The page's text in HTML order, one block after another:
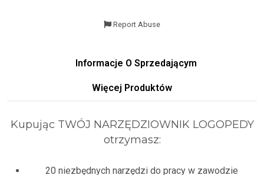
Report Abuse
Informacje O Sprzedającym
Więcej Produktów
Kupując TWÓJ NARZĘDZIOWNIK LOGOPEDY
otrzymasz:
20 niezbędnych narzędzi do pracy w zawodzie